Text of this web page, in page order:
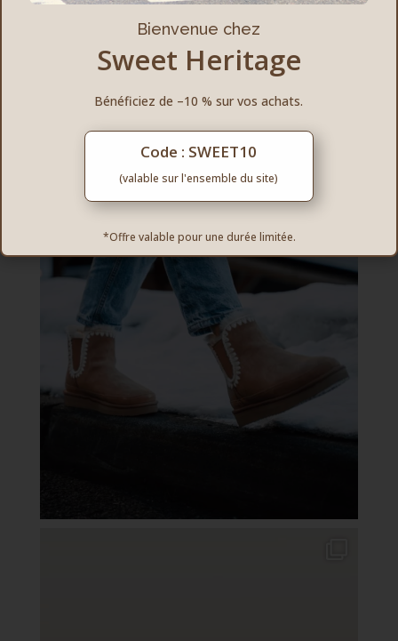
Bienvenue chez
Sweet Heritage
Bénéficiez de –10 % sur vos achats.
Code : SWEET10
(valable sur l'ensemble du site)
*Offre valable pour une durée limitée.
Suivez-nous sur
instagram
sweetheritage.fr
Atelier de création de chaussures pour femme,
homme et enfant 🤍#sweetheritage
love 🫶🏻